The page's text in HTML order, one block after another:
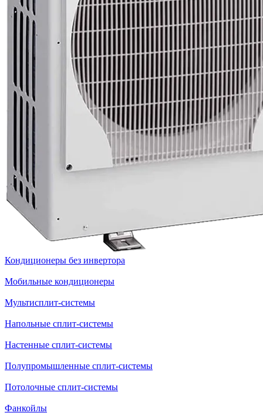
Кондиционеры без инвертора
Мобильные кондиционеры
Мультисплит-системы
Напольные сплит-системы
Настенные сплит-системы
Полупромышленные сплит-системы
Потолочные сплит-системы
Фанкойлы